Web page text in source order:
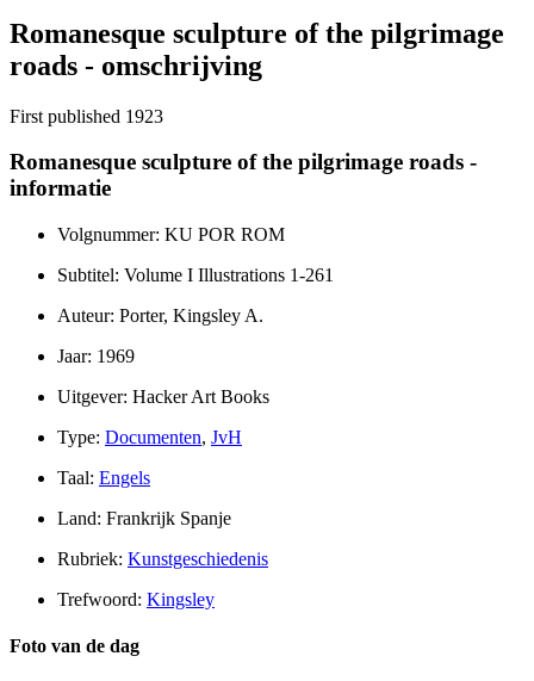
Romanesque sculpture of the pilgrimage
roads - omschrijving
First published 1923
Romanesque sculpture of the pilgrimage roads -
informatie
Volgnummer: KU POR ROM
Subtitel: Volume I Illustrations 1-261
Auteur: Porter, Kingsley A.
Jaar: 1969
Uitgever: Hacker Art Books
Type: Documenten, JvH
Taal: Engels
Land: Frankrijk Spanje
Rubriek: Kunstgeschiedenis
Trefwoord: Kingsley
Foto van de dag